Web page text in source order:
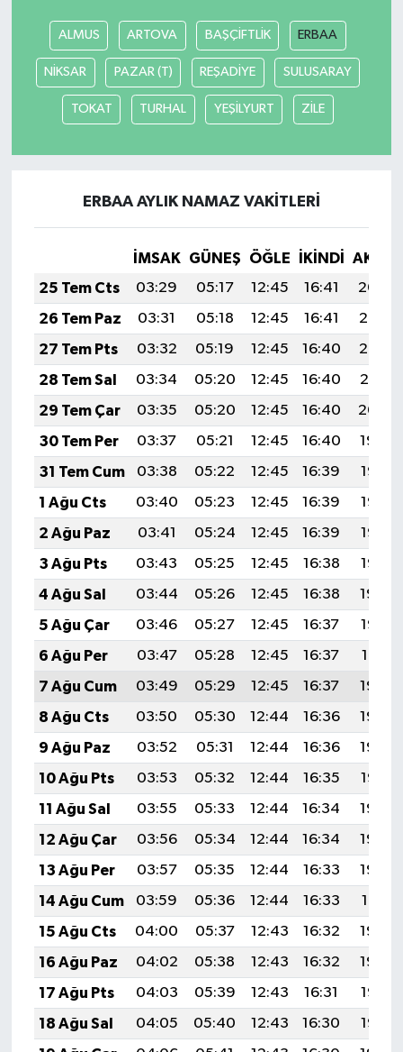
ALMUS ARTOVA BAŞÇİFTLİK ERBAA
NİKSAR PAZAR (T) REŞADİYE SULUSARAY
TOKAT TURHAL YEŞİLYURT ZİLE
ERBAA AYLIK NAMAZ VAKITLERI
İMSAK GÜNEŞ ÖĞLE İKINDI
25 Tem Cts
03:29 05:17 12:45 16:41
20:04
26 Tem Paz
03:31 05:18 12:45 16:41
20:03
27 Tem Pts
03:32 05:19 12:45 16:40
20:02
28 Tem Sal
03:34 05:20 12:45 16:40
20:01
29 Tem Çar
03:35 05:20 12:45 16:40
20:00
30 Tem Per
03:37 05:21 12:45 16:40
19:59
31 Tem Cum
03:38 05:22 12:45 16:39
19:58
1 Ağu Cts
03:40 05:23 12:45 16:39
19:57
2 Ağu Paz
03:41 05:24 12:45 16:39
19:56
3 Ağu Pts
03:43 05:25 12:45 16:38
19:55
4 Ağu Sal
03:44 05:26 12:45 16:38
19:54
5 Ağu Çar
03:46 05:27 12:45 16:37
19:53
6 Ağu Per
03:47 05:28 12:45 16:37
19:51
7 Ağu Cum
03:49 05:29 12:45 16:37
19:50
8 Ağu Cts
03:50 05:30 12:44 16:36
19:49
9 Ağu Paz
03:52 05:31 12:44 16:36
19:48
10 Ağu Pts
03:53 05:32 12:44 16:35
19:47
11 Ağu Sal
03:55 05:33 12:44 16:34
19:45
12 Ağu Çar
03:56 05:34 12:44 16:34
19:44
13 Ağu Per
03:57 05:35 12:44 16:33
19:43
14 Ağu Cum
03:59 05:36 12:44 16:33
19:41
15 Ağu Cts
04:00 05:37 12:43 16:32
19:40
16 Ağu Paz
04:02 05:38 12:43 16:32
19:39
17 Ağu Pts
04:03 05:39 12:43 16:31
19:37
18 Ağu Sal
04:05 05:40 12:43 16:30
19:36